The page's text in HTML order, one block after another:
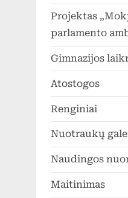
Projektas
parlamento
Gimnazijos
Atostogos
Renginiai
Nuotraukų
Naudingos
Maitinimas